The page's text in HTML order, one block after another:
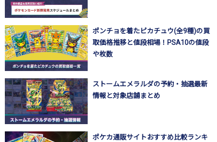
ポンチョを着たピカチュウ(全9種)の買
取価格推移と値段相場！PSA10の値段
や枚数
ストームエメラルダの予約・抽選最新
情報と対象店舗まとめ
ポケカ通販サイトおすすめ比較ランキ